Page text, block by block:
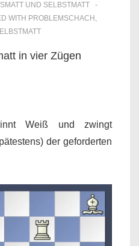
UND SELBSTMATT
WITH PROBLEMSCHACH ,
in vier Zügen
Weiß und zwingt
der geforderten